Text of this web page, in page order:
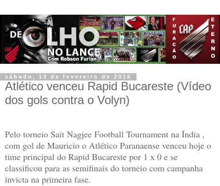
sábado, 13 de fevereiro de 2016
Atlético venceu Rapid Bucareste (Vídeo
dos gols contra o Volyn)
Pelo torneio Sait Nagjee Football Tournament na Índia ,
com gol de Mauricio o Atlético Paranaense venceu hoje o
time principal do Rapid Bucareste por 1 x 0 e se
classificou para as semifinais do torneio com campanha
invicta na primeira fase.